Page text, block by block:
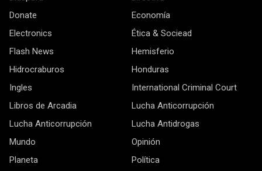
Donate
Economía
Electronics
Ética & Sociead
Flash News
Hemisferio
Hidrocraburos
Honduras
Ingles
International Criminal Court
Libros de Arcadia
Lucha Anticorrupción
Lucha Anticorrupción
Lucha Antidrogas
Mundo
Opinión
Planeta
Política